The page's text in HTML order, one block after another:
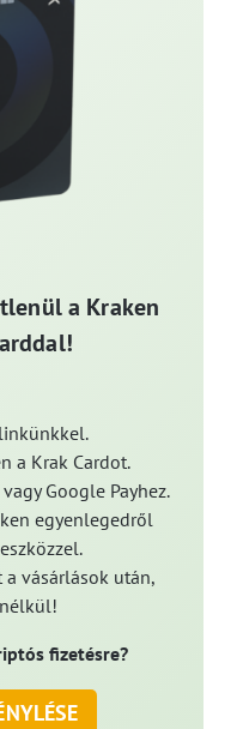
a Kraken
a Krak Cardot.
Google Payhez.
egyenlegedről
a vásárlások után,
fizetésre?